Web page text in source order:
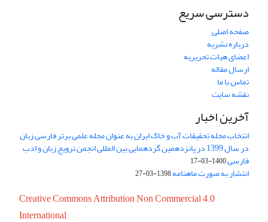
دسترسی سریع
صفحه اصلی
درباره نشریه
اعضای هیات تحریریه
ارسال مقاله
تماس با ما
نقشه سایت
آخرین اخبار
انتخاب مجله تحقیقات آب و خاک ایران به عنوان مجله علمی برتر فارسی زبان
در سال 1399 در پانزدهمین گردهمایی بین المللی انجمن ترویج زبان و ادب
فارسی1400-03-17
انتشار به صورت ماهنامه1398-03-27
Creative Commons Attribution Non Commercial 4.0
International